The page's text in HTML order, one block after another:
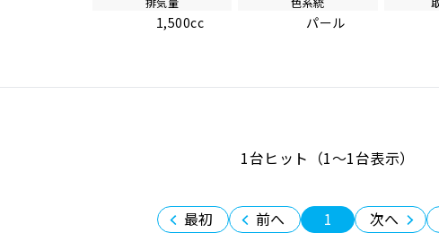
1,500cc パール
1台ヒット（1〜1台表示）
最初 前へ 1 次へ